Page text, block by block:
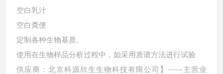
空白乳汁
空白粪便
定制各种生物基质。
使用在生物样品分析过程中，如采用质谱方法进行试验
供应商：北京科源欣生生物科技有限公司】------主营业